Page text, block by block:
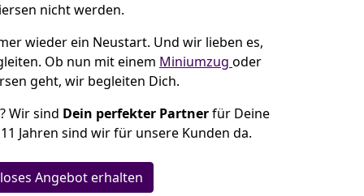
nicht werden.
wieder ein Neustart. Und wir lieben es,
Ob nun mit einem Miniumzug oder
geht, wir begleiten Dich.
Wir sind Dein perfekter Partnerfür Deine
Jahren sind wir für unsere Kunden da.
Angebot erhalten